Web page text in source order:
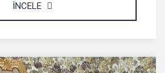
İNCELE